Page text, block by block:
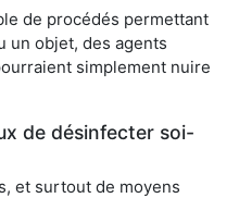
de procédés permettant
un objet, des agents
simplement nuire
de désinfecter soi-
et surtout de moyens